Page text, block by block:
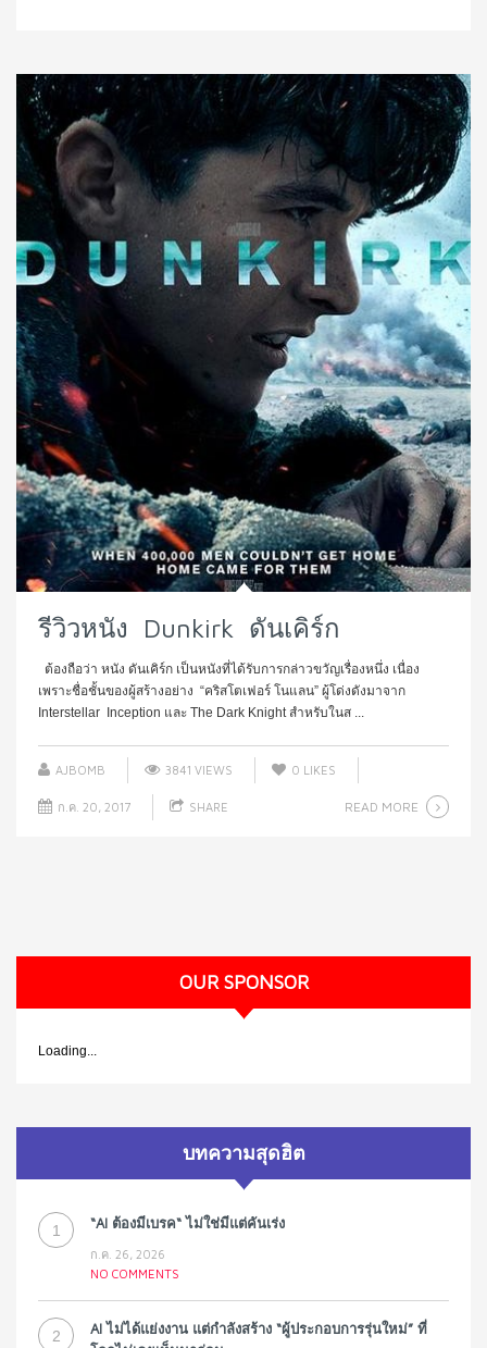
รีวิวหนัง Dunkirk ดันเคิร์ก
ต้องถือว่า หนัง ดันเคิร์ก เป็นหนังที่ได้รับการกล่าวขวัญเรื่องหนึ่ง เนื่อง
เพราะชื่อชั้นของผู้สร้างอย่าง “คริสโตเฟอร์ โนแลน” ผู้โด่งดังมาจาก
Interstellar Inception และ The Dark Knight สำหรับในส ...
AJBOMB 3841 VIEWS 0 LIKES
ก.ค. 20, 2017 SHARE READ MORE
OUR SPONSOR
Loading...
บทความสุดฮิต
1 “AI ต้องมีเบรค“ ไม่ใช่มีแต่คันเร่ง
ก.ค. 26, 2026
NO COMMENTS
2
AI ไม่ได้แย่งงาน แต่กำลังสร้าง “ผู้ประกอบการรุ่นใหม่” ที่